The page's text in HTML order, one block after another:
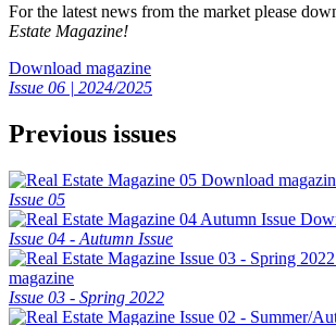
For the latest news from the market please
Estate Magazine!
Download magazine
Issue 06 | 2024/2025
Previous issues
Download
Issue 05
Issue 04 - Autumn Issue
magazine
Issue 03 - Spring 2022